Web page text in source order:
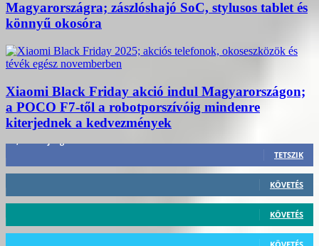
Magyarországra; zászlóshajó SoC, stylusos tablet és
könnyű okosóra
Xiaomi Black Friday akció indul Magyarországon;
a POCO F7-től a robotporszívóig mindenre
kiterjednek a kedvezmények
TETSZIK
KÖVETÉS
KÖVETÉS